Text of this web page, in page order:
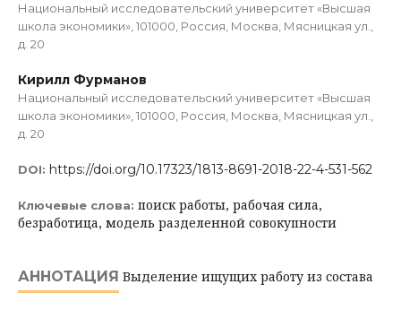
Национальный исследовательский университет «Высшая
школа экономики», 101000, Россия, Москва, Мясницкая ул.,
д. 20
Кирилл Фурманов
Национальный исследовательский университет «Высшая
школа экономики», 101000, Россия, Москва, Мясницкая ул.,
д. 20
DOI: https://doi.org/10.17323/1813-8691-2018-22-4-531-562
Ключевые слова: поиск работы, рабочая сила,
безработица, модель разделенной совокупности
АННОТАЦИЯ Выделение ищущих работу из состава